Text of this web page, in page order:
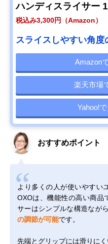
ハンディスライサー
税込み3,300円（Amazon）
スライスしやすい角度
Amazon
楽天市場
Yahoo!
おすすめポイント
より多くの人が使いやすい
OXOは、機能性の高い商品
サーはシンプルな構造ながら
の調節が可能です。
先端とグリップには滑りに